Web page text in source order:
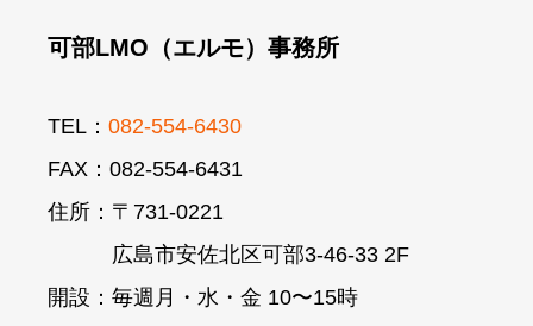
可部LMO（エルモ）事務所
TEL： 082-554-6430
FAX：082-554-6431
住所：〒731-0221
広島市安佐北区可部3-46-33 2F
開設：毎週月・水・金 10〜15時